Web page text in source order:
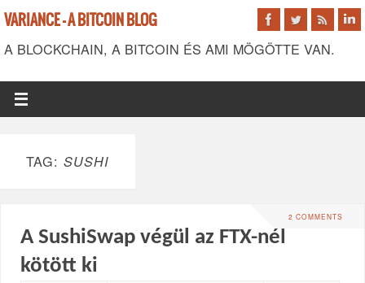
VARIANCE - A BITCOIN BLOG
A BLOCKCHAIN, A BITCOIN ÉS AMI MÖGÖTTE VAN.
TAG: SUSHI
2 COMMENTS
A SushiSwap végül az FTX-nél
kötött ki